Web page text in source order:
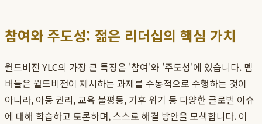
참여와 주도성: 젊은 리더십의 핵심 가치
월드비전 YLC의 가장 큰 특징은 '참여'와 '주도성'에 있습니다. 멤
버들은 월드비전이 제시하는 과제를 수동적으로 수행하는 것이
아니라, 아동 권리, 교육 불평등, 기후 위기 등 다양한 글로벌 이슈
에 대해 학습하고 토론하며, 스스로 해결 방안을 모색합니다. 이